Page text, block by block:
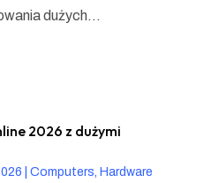
dużych...
2026 z dużymi
Computers, Hardware